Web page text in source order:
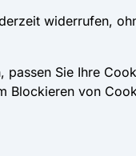
widerrufen,
Sie Ihre
Blockieren von